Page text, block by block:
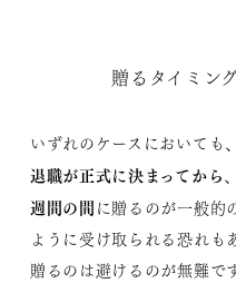
贈るタイミン
いずれのケースにおいても
退職が正式に決まってから
週間の間 に贈るのが一般的
ように受け取られる恐れも
贈るのは避けるのが無難です